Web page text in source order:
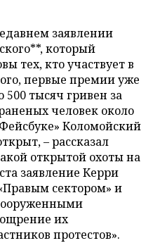
заявлении
который
тех, кто участвует в
первые премии уже
тысяч гривен за
человек около
Коломойский
–рассказал
открытой охоты на
заявление Керри
сектором» и
их
протестов».